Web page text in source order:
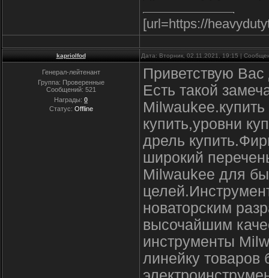
[url=https://
kapriolfod Дата: Вторник, 02.11.2021, 19:15 |
Генерал-лейтенант
Группа: Проверенные
Сообщений: 521
Награды: 0
Статус: Offline
Приветствую Вас
Есть такой
купить,уровни
дрель
широкий
Milwaukee для
новаторским
высочайшим
инструменты
линейку товаров